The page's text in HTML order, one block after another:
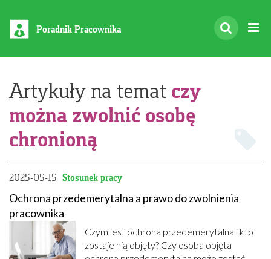
Poradnik Pracownika
Artykuły na temat czy
można zwolnić osobę
chronioną
2025-05-15 Stosunek pracy
Ochrona przedemerytalna a prawo do zwolnienia
pracownika
Czym jest ochrona przedemerytalna i kto
zostaje nią objęty? Czy osoba objęta